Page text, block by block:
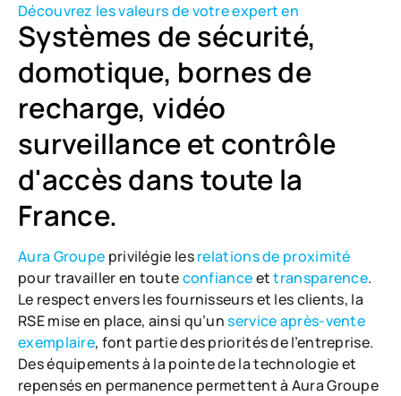
Découvrez les valeurs de votre expert en
Systèmes de sécurité,
domotique, bornes de
recharge, vidéo
surveillance et contrôle
d'accès dans toute la
France.
Aura Groupe privilégie lesrelations de proximité
pour travailler en touteconfianceettransparence.
Le respect envers les fournisseurs et les clients, la
RSE mise en place, ainsi qu’unservice après-vente
exemplaire, font partie des priorités de l’entreprise.
Des équipements à la pointe de la technologie et
repensés en permanence permettent à Aura Groupe